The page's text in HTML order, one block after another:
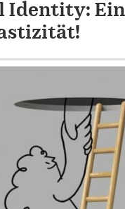
Identity: